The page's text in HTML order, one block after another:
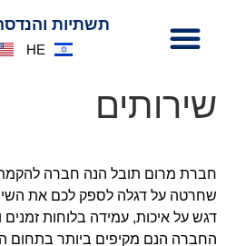
תשתיות
HE
שירותים
חברת מרום תובל הנה חברה להקמת
שחרטה על דגלה לספק לכם את
דגש על איכות, עמידה בלוחות זמנים
החברה הנם מקיפים ביותר בתחום